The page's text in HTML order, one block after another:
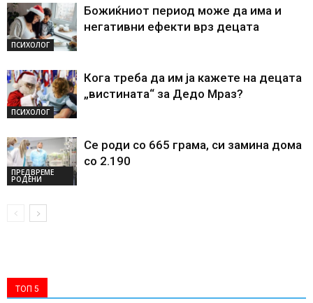
ПСИХОЛОГ
Божиќниот период може да има и
негативни ефекти врз децата
ПСИХОЛОГ
Кога треба да им ја кажете на децата
„вистината“ за Дедо Мраз?
ПРЕДВРЕМЕ
РОДЕНИ
Се роди со 665 грама, си замина дома
со 2.190
ТОП 5